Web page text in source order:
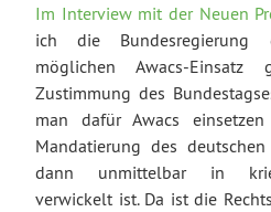
Im Interview mit der Neuen
ich die Bundesregierung
möglichen Awacs-
Zustimmung des
man dafür Awacs
Mandatierung des
dann unmittelbar in
verwickelt ist. Da ist die